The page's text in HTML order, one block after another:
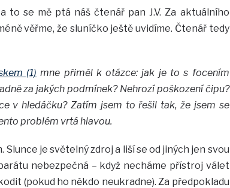
to se mě ptá náš čtenář pan J.V. Za aktuálního
věřme, že sluníčko ještě uvidíme. Čtenář tedy
(1) mne přiměl k otázce: jak je to s focením
za jakých podmínek? Nehrozí poškození čipu?
v hledáčku? Zatím jsem to řešil tak, že jsem se
problém vrtá hlavou.
je světelný zdroj a liší se od jiných jen svou
nebezpečná – když necháme přístroj válet
(pokud ho někdo neukradne). Za předpokladu